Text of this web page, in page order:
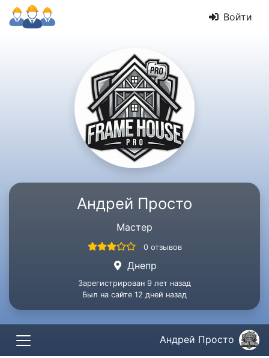
Войти
Андрей Просто
Мастер
0 отзывов
Днепр
Зарегистрирован 9 лет назад
Был на сайте 12 дней назад
Андрей Просто